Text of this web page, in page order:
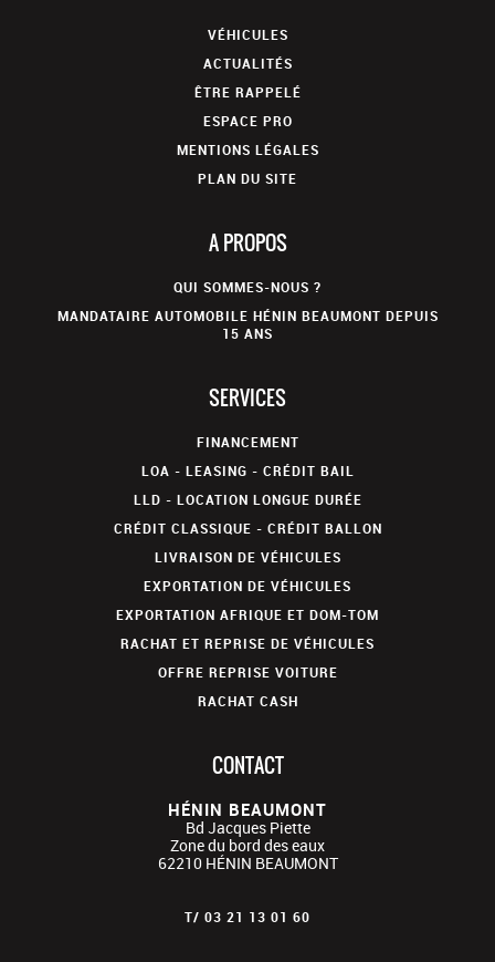
VÉHICULES
ACTUALITÉS
ÊTRE RAPPELÉ
ESPACE PRO
MENTIONS LÉGALES
PLAN DU SITE
A PROPOS
QUI SOMMES-NOUS ?
MANDATAIRE AUTOMOBILE HÉNIN BEAUMONT DEPUIS
15 ANS
SERVICES
FINANCEMENT
LOA - LEASING - CRÉDIT BAIL
LLD - LOCATION LONGUE DURÉE
CRÉDIT CLASSIQUE - CRÉDIT BALLON
LIVRAISON DE VÉHICULES
EXPORTATION DE VÉHICULES
EXPORTATION AFRIQUE ET DOM-TOM
RACHAT ET REPRISE DE VÉHICULES
OFFRE REPRISE VOITURE
RACHAT CASH
CONTACT
HÉNIN BEAUMONT
Bd Jacques Piette
Zone du bord des eaux
62210 HÉNIN BEAUMONT
T/ 03 21 13 01 60